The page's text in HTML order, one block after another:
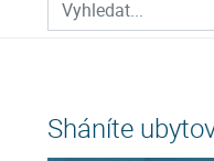
Sháníte